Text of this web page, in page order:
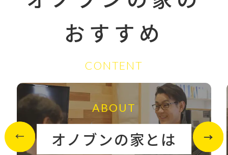
おすすめ
CONTENT
ABOUT
オノブンの家とは